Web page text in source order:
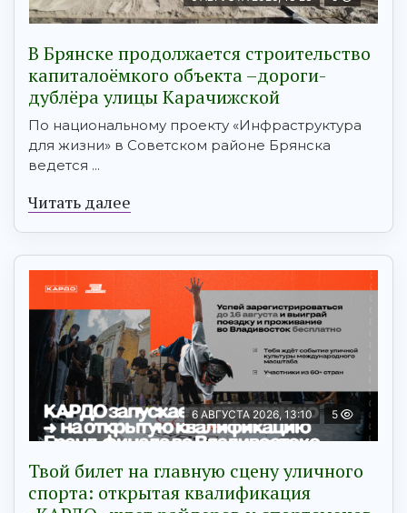
В Брянске продолжается строительство
капиталоёмкого объекта –дороги-
дублёра улицы Карачижской
По национальному проекту «Инфраструктура
для жизни» в Советском районе Брянска
ведется ...
Читать далее
6 АВГУСТА 2026, 13:10 5
Твой билет на главную сцену уличного
спорта: открытая квалификация